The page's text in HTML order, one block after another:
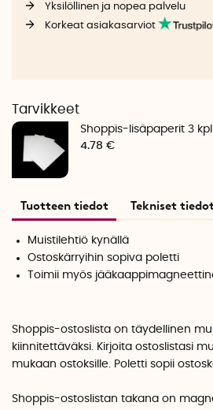
Yksilöllinen ja nopea palvelu
Korkeat asiakasarviot
Tarvikkeet
Shoppis-lisäpaperit 3 kpl
4.78 €
Tuotteen tiedot Tekniset
Muistilehtiö kynällä
Ostoskärryihin sopiva poletti
Toimii myös
Shoppis-ostoslista on täydellinen
kiinnitettäväksi. Kirjoita ostoslistasi
mukaan ostoksille. Poletti sopii
Shoppis-ostoslistan takana on